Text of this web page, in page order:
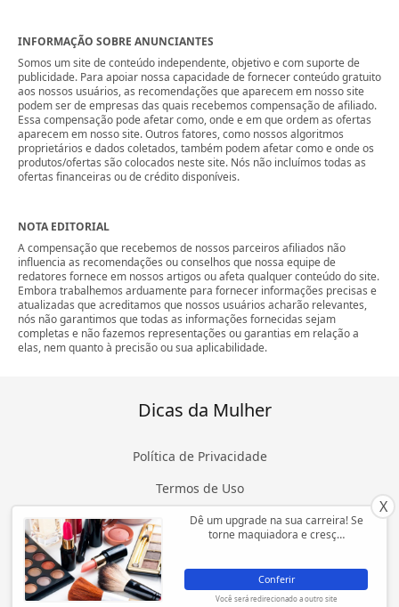
X
Dê um upgrade na sua carreira! Se
torne maquiadora e cresç…
Conferir
Você será redirecionado a outro site
INFORMAÇÃO SOBRE ANUNCIANTES
Somos um site de conteúdo independente, objetivo e com suporte de
publicidade. Para apoiar nossa capacidade de fornecer conteúdo gratuito
aos nossos usuários, as recomendações que aparecem em nosso site
podem ser de empresas das quais recebemos compensação de afiliado.
Essa compensação pode afetar como, onde e em que ordem as ofertas
aparecem em nosso site. Outros fatores, como nossos algoritmos
proprietários e dados coletados, também podem afetar como e onde os
produtos/ofertas são colocados neste site. Nós não incluímos todas as
ofertas financeiras ou de crédito disponíveis.
NOTA EDITORIAL
A compensação que recebemos de nossos parceiros afiliados não
influencia as recomendações ou conselhos que nossa equipe de
redatores fornece em nossos artigos ou afeta qualquer conteúdo do site.
Embora trabalhemos arduamente para fornecer informações precisas e
atualizadas que acreditamos que nossos usuários acharão relevantes,
nós não garantimos que todas as informações fornecidas sejam
completas e não fazemos representações ou garantias em relação a
elas, nem quanto à precisão ou sua aplicabilidade.
Dicas da Mulher
Política de Privacidade
Termos de Uso
Sobre